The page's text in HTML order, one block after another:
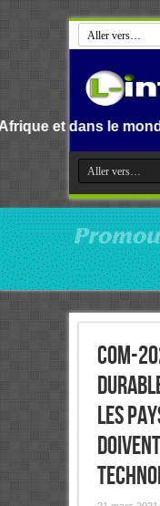
le monde.
CoM-
Les